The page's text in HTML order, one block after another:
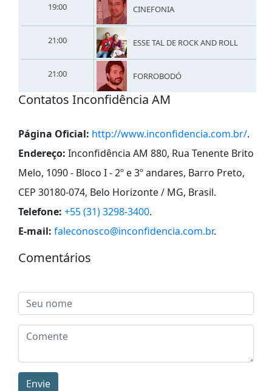
19:00 CINEFONIA
21:00 ESSE TAL DE ROCK AND ROLL
21:00 FORROBODÓ
Contatos Inconfidência AM
Página Oficial: http://www.inconfidencia.com.br/.
Endereço: Inconfidência AM 880, Rua Tenente Brito
Melo, 1090 - Bloco I - 2º e 3º andares, Barro Preto,
CEP 30180-074, Belo Horizonte / MG, Brasil.
Telefone: +55 (31) 3298-3400.
E-mail: faleconosco@inconfidencia.com.br.
Comentários
Envie